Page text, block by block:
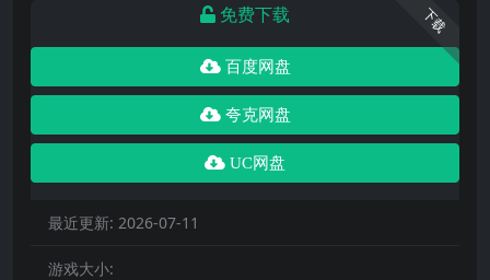
下载
免费下载
百度网盘
夸克网盘
UC网盘
最近更新: 2026-07-11
游戏大小: